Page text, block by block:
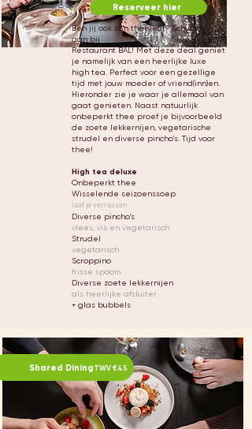
Ben jij ook zo'n theeleut? Schuif dan
aan bij
Restaurant BAL! Met deze deal geniet
je namelijk van een heerlijke luxe
high tea. Perfect voor een gezellige
tijd met jouw moeder of vriend(inn)en.
Hieronder zie je waar je allemaal van
gaat genieten. Naast natuurlijk
onbeperkt thee proef je bijvoorbeeld
de zoete lekkernijen, vegetarische
strudel en diverse pincho's. Tijd voor
thee!
High tea deluxe
Onbeperkt thee
Wisselende seizoenssoep
laat je verrassen
Diverse pincho's
vlees, vis en vegetarisch
Strudel
vegetarisch
Scroppino
frisse spoom
Diverse zoete lekkernijen
als heerlijke afsluiter
+ glas bubbels
Reserveer hier
Shared DiningTWV €45